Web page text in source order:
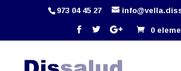
973 04 45 27
0